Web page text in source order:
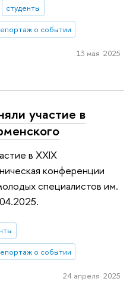
студенты
о событии
13 мая 2025
участие в
в XXIX
конференции
специалистов им.
о событии
24 апреля 2025